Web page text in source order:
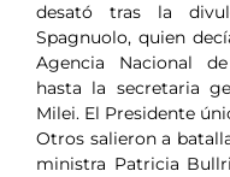
desató tras la
Spagnuolo, quien
Agencia Nacional
hasta la secretaria
Milei. El Presidente
Otros salieron a
ministra Patricia